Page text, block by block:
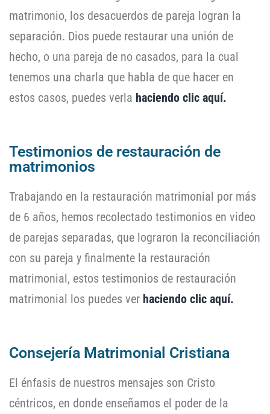
matrimonio, los desacuerdos de pareja logran la
separación. Dios puede restaurar una unión de
hecho, o una pareja de no casados, para la cual
tenemos una charla que habla de que hacer en
estos casos, puedes verla haciendo clic aquí.
Testimonios de restauración de
matrimonios
Trabajando en la restauración matrimonial por más
de 6 años, hemos recolectado testimonios en video
de parejas separadas, que lograron la reconciliación
con su pareja y finalmente la restauración
matrimonial, estos testimonios de restauración
matrimonial los puedes ver haciendo clic aquí.
Consejería Matrimonial Cristiana
El énfasis de nuestros mensajes son Cristo
céntricos, en donde enseñamos el poder de la